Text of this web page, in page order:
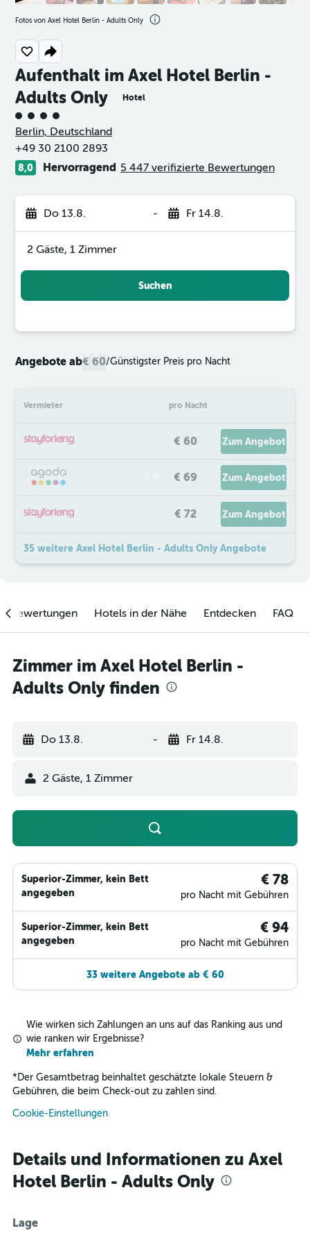
Aufenthalt im Axel Hotel Berlin -
Adults Only
Hotel
Bewertungskategorie 4
Berlin, Deutschland
+49 30 2100 2893
8,0 Hervorragend 5 447 verifizierte Bewertungen
Do 13.8. - Fr 14.8.
2 Gäste, 1 Zimmer
Suchen
Angebote ab€ 60/Günstigster Preis pro Nacht
Vermieter pro Nacht
€ 60 Zum Angebot
€ 69 Zum Angebot
€ 72 Zum Angebot
35 weitere Axel Hotel Berlin - Adults Only Angebote
Fotos von Axel Hotel Berlin - Adults Only
Hotels in der Nähe Entdecken FAQ
Zimmer im Axel Hotel Berlin -
Adults Only finden
Do 13.8. - Fr 14.8.
2 Gäste, 1 Zimmer
Superior-Zimmer, kein Bett
angegeben
€ 78
pro Nacht mit Gebühren
Superior-Zimmer, kein Bett
angegeben
€ 94
pro Nacht mit Gebühren
33 weitere Angebote ab € 60
Wie wirken sich Zahlungen an uns auf das Ranking aus und
wie ranken wir Ergebnisse?
Mehr erfahren
* Der Gesamtbetrag beinhaltet geschätzte lokale Steuern &
Gebühren, die beim Check-out zu zahlen sind.
Cookie-Einstellungen
Details und Informationen zu Axel
Hotel Berlin - Adults Only
Lage